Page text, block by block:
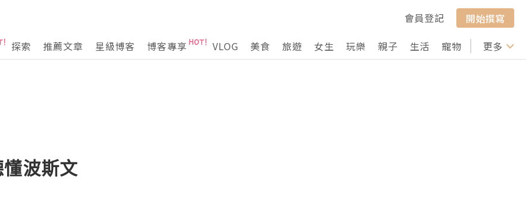
會員登記
開始撰寫
探索 推薦文章 星級博客 博客專享 VLOG 美食 旅遊 女生 玩樂 親子 生活 寵物 行山 打卡
更多
波斯文